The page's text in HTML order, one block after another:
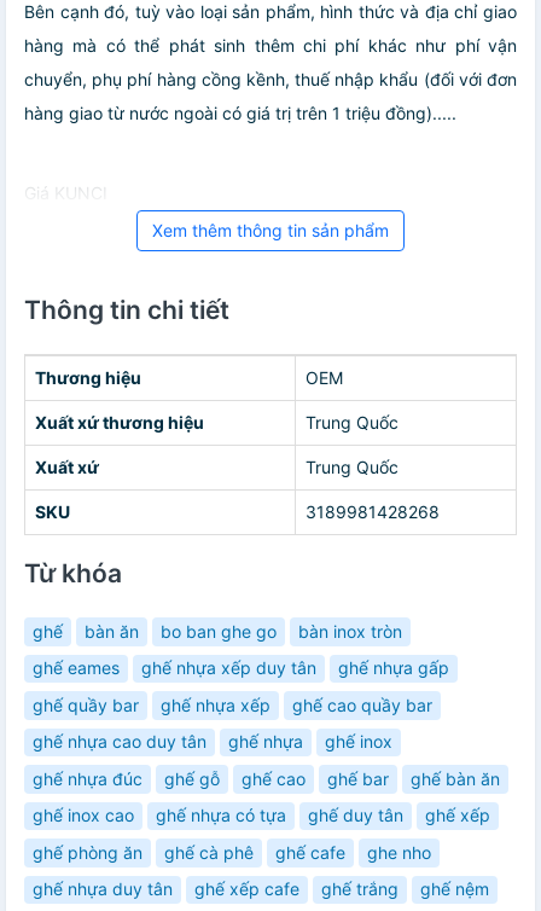
Bên cạnh đó, tuỳ vào loại sản phẩm, hình thức và địa chỉ giao
hàng mà có thể phát sinh thêm chi phí khác như phí vận
chuyển, phụ phí hàng cồng kềnh, thuế nhập khẩu (đối với đơn
hàng giao từ nước ngoài có giá trị trên 1 triệu đồng).....
Giá KUNCI
Xem thêm thông tin sản phẩm
Thông tin chi tiết
Thương hiệu OEM
Xuất xứ thương hiệu Trung Quốc
Xuất xứ Trung Quốc
SKU 3189981428268
Từ khóa
ghế bàn ăn bo ban ghe go
bàn inox tròn
ghế eames
ghế nhựa xếp duy tân
ghế nhựa gấp
ghế quầy bar
ghế nhựa xếp
ghế cao quầy bar
ghế nhựa cao duy tân
ghế nhựa
ghế inox
ghế nhựa đúc
ghế gỗ ghế cao ghế bar
ghế bàn ăn
ghế inox cao
ghế nhựa có tựa ghế duy tân
ghế xếp
ghế phòng ăn
ghế cà phê ghế cafe
ghe nho
ghế nhựa duy tân
ghế xếp cafe ghế trắng ghế nệm